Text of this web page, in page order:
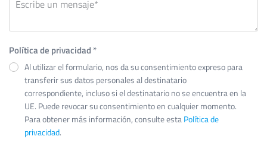
Política de privacidad *
Al utilizar el formulario, nos da su consentimiento expreso para
transferir sus datos personales al destinatario
correspondiente, incluso si el destinatario no se encuentra en la
UE. Puede revocar su consentimiento en cualquier momento.
Para obtener más información, consulte estaPolítica de
privacidad.